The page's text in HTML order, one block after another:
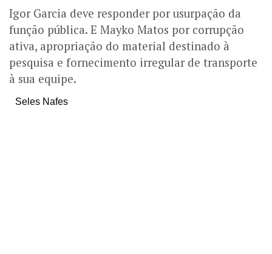
Igor Garcia deve responder por usurpação da
função pública. E Mayko Matos por corrupção
ativa, apropriação do material destinado à
pesquisa e fornecimento irregular de transporte
à sua equipe.
Seles Nafes